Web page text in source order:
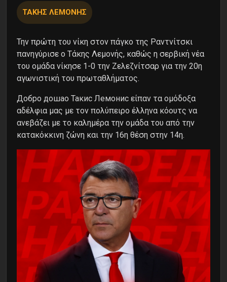
ΤΑΚΗΣ ΛΕΜΟΝΗΣ
Την πρώτη του νίκη στον πάγκο της Ραντνίτσκι
πανηγύρισε ο Τάκης Λεμονής, καθώς η σερβική νέα
του ομάδα νίκησε 1-0 την Ζελεζνίτσαρ για την 20η
αγωνιστική του πρωταθλήματος.
Добро дошао Такис ​​Лемонис είπαν τα ομόδοξα
αδέλφια μας με τον πολύπειρο έλληνα κόουτς να
ανεβάζει με το καλημέρα την ομάδα του από την
κατακόκκινη ζώνη και την 16η θέση στην 14η.